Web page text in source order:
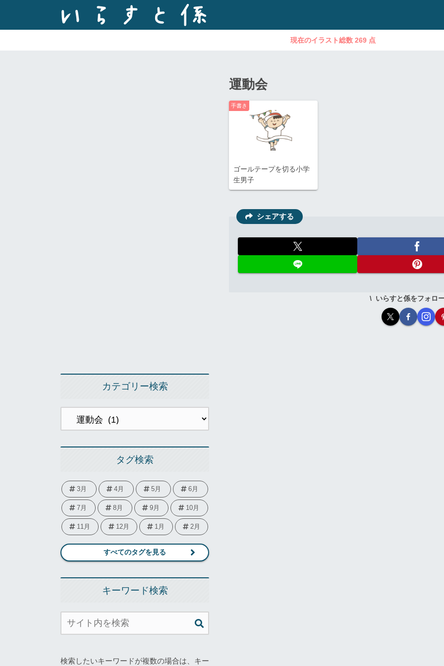
現在のイラスト総数 269 点
運動会
手書き
ゴールテープを切る小学
生男子
シェアする
いらすと係をフォロ
カテゴリー検索
タグ検索
3月 4月 5月 6月
7月 8月 9月 10月
11月 12月 1月 2月
すべてのタグを見る
キーワード検索
検索したいキーワードが複数の場合は、キー